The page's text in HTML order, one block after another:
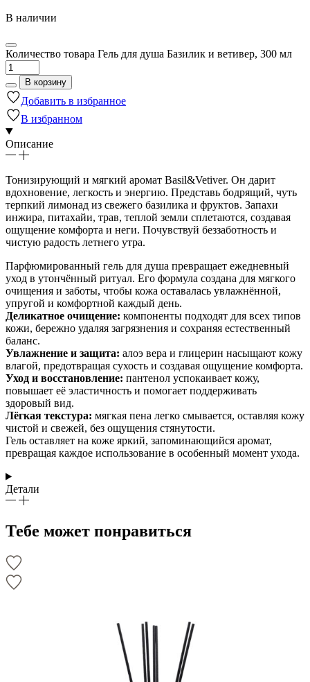
В наличии
Количество товара Гель для душа Базилик и ветивер, 300 мл
В корзину
Добавить в избранное
В избранном
Описание
Тонизирующий и мягкий аромат Basil&Vetiver. Он дарит
вдохновение, легкость и энергию. Представь бодрящий, чуть
терпкий лимонад из свежего базилика и фруктов. Запахи
инжира, питахайи, трав, теплой земли сплетаются, создавая
ощущение комфорта и неги. Почувствуй беззаботность и
чистую радость летнего утра.
Парфюмированный гель для душа превращает ежедневный
уход в утончённый ритуал. Его формула создана для мягкого
очищения и заботы, чтобы кожа оставалась увлажнённой,
упругой и комфортной каждый день.
Деликатное очищение: компоненты подходят для всех типов
кожи, бережно удаляя загрязнения и сохраняя естественный
баланс.
Увлажнение и защита: алоэ вера и глицерин насыщают кожу
влагой, предотвращая сухость и создавая ощущение комфорта.
Уход и восстановление: пантенол успокаивает кожу,
повышает её эластичность и помогает поддерживать
здоровый вид.
Лёгкая текстура: мягкая пена легко смывается, оставляя кожу
чистой и свежей, без ощущения стянутости.
Гель оставляет на коже яркий, запоминающийся аромат,
превращая каждое использование в особенный момент ухода.
Детали
Тебе может понравиться